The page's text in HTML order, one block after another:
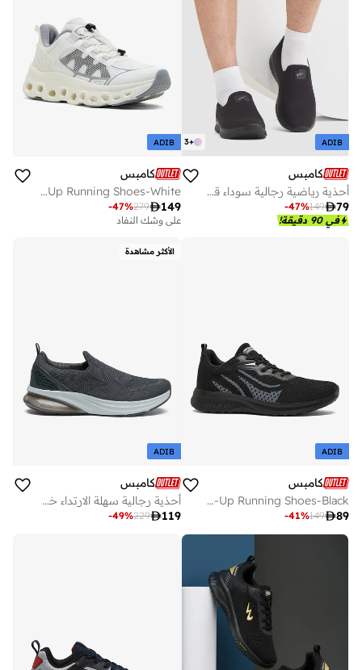
+
3 ADIB
كامبس
أحذية رياضية رجالية سوداء قصيرة بتصميم بسيط وخفيف الوزن
79
149
-47%
في 90 دقيقة!
ADIB
كامبس
Men Necter Marathon Sublimation Lace-Up Running Shoes-White
149
279
-47%
على وشك النفاد
ADIB
كامبس
Men Reed Memory Foam Lace-Up Running Shoes-Black
89
149
-41%
الأكثر مشاهدة
ADIB
كامبس
أحذية رجالية سهلة الارتداء خفيفة الوزن كلاسيكية للمشي اليومي
119
229
-49%